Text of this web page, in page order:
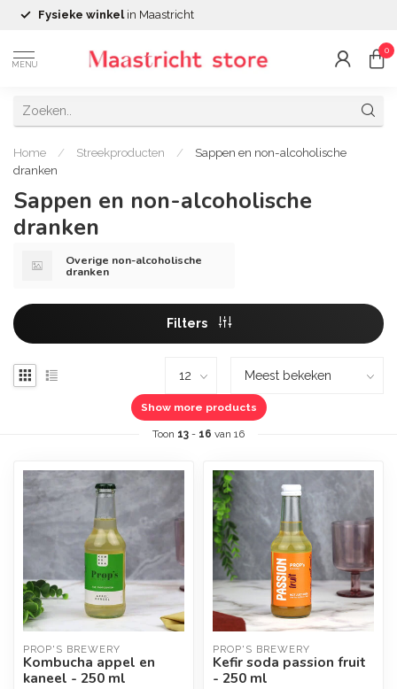
Fysieke winkel in Maastricht
MENU
0
Home / Streekproducten /
Sappen en non-alcoholische
dranken
Sappen en non-alcoholische
dranken
Overige non-alcoholische
dranken
Filters
Show more products
Toon 13 - 16 van 16
PROP'S BREWERY
Kombucha appel en
kaneel - 250 ml
PROP'S BREWERY
Kefir soda passion fruit
- 250 ml